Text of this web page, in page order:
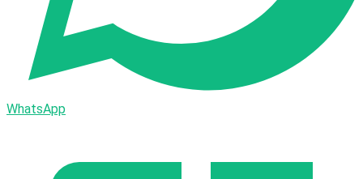
WhatsApp